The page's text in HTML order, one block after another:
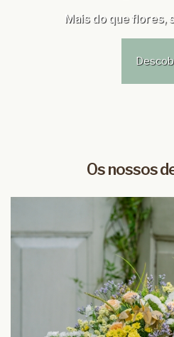
Mais do que flores,
Os nossos